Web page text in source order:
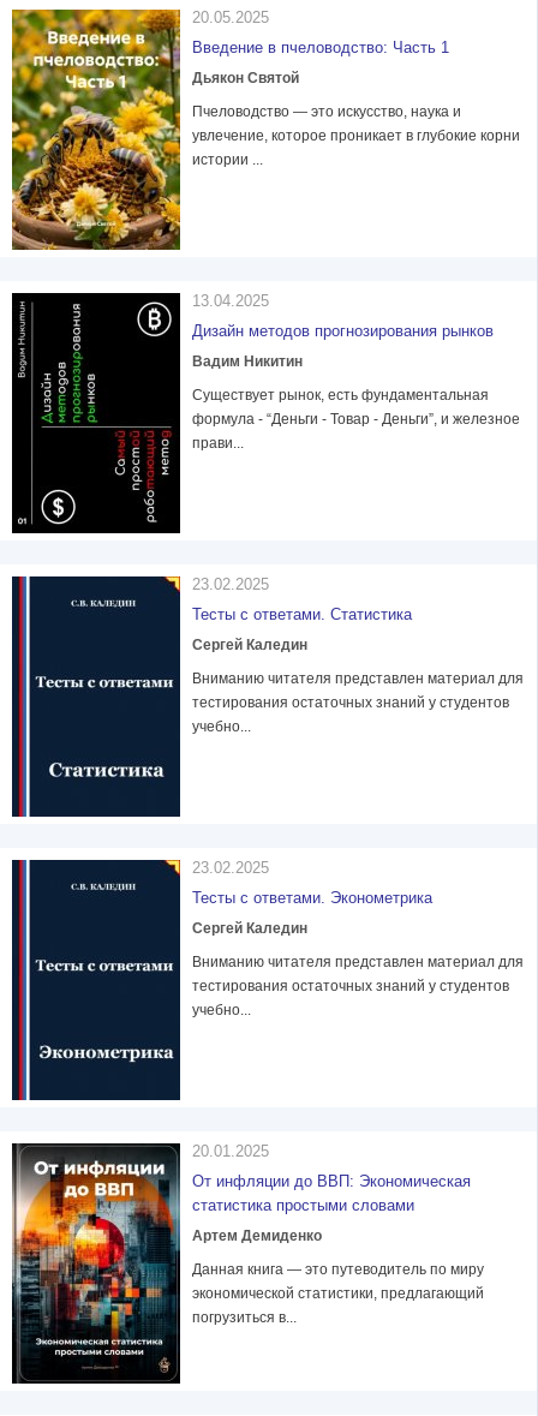
20.05.2025
Введение в пчеловодство: Часть 1
Дьякон Святой
Пчеловодство — это искусство, наука и
увлечение, которое проникает в глубокие корни
истории ...
13.04.2025
Дизайн методов прогнозирования рынков
Вадим Никитин
Существует рынок, есть фундаментальная
формула - “Деньги - Товар - Деньги”, и железное
прави...
23.02.2025
Тесты с ответами. Статистика
Сергей Каледин
Вниманию читателя представлен материал для
тестирования остаточных знаний у студентов
учебно...
23.02.2025
Тесты с ответами. Эконометрика
Сергей Каледин
Вниманию читателя представлен материал для
тестирования остаточных знаний у студентов
учебно...
20.01.2025
От инфляции до ВВП: Экономическая
статистика простыми словами
Артем Демиденко
Данная книга — это путеводитель по миру
экономической статистики, предлагающий
погрузиться в...